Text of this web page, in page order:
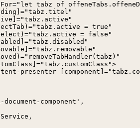
tabz of
= true"
= false"
presenter
document-component',